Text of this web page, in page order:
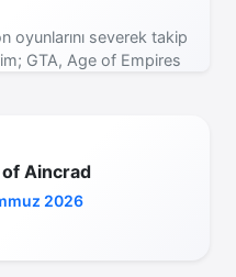
oyunlarını severek takip
GTA, Age of Empires
Aincrad
2026